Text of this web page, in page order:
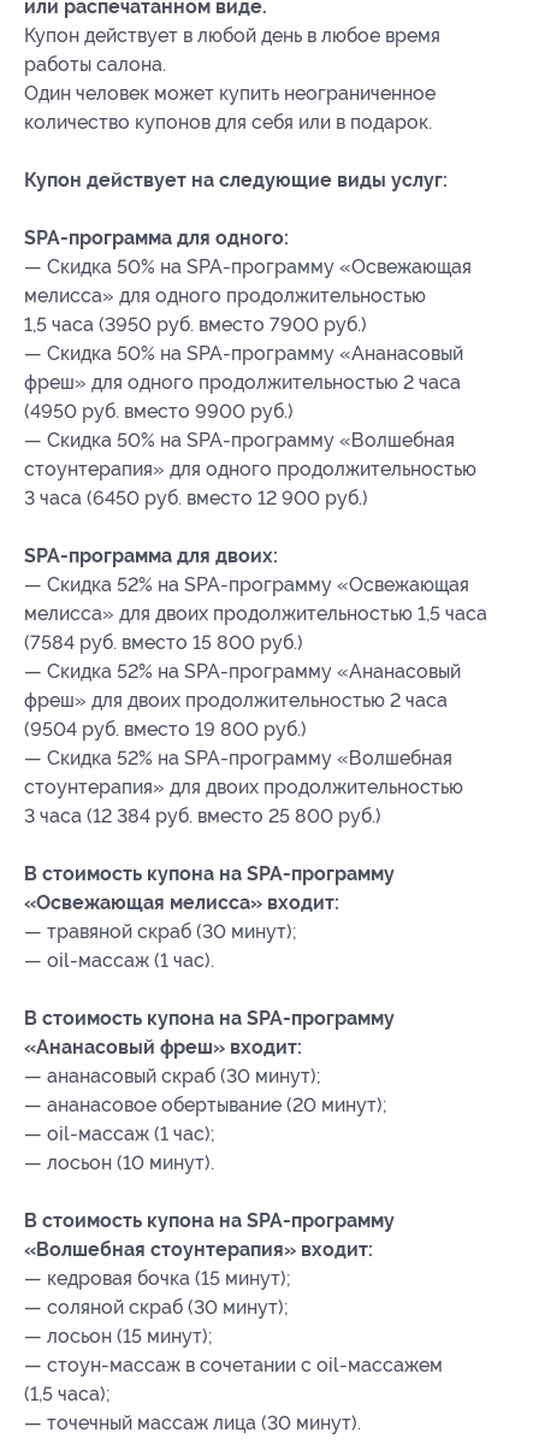
или распечатанном виде.
Купон действует в любой день в любое время
работы салона.
Один человек может купить неограниченное
количество купонов для себя или в подарок.
Купон действует на следующие виды услуг:
SPA-программа для одного:
— Скидка 50% на SPA-программу «Освежающая
мелисса» для одного продолжительностью
1,5 часа (3950 руб. вместо 7900 руб.)
— Скидка 50% на SPA-программу «Ананасовый
фреш» для одного продолжительностью 2 часа
(4950 руб. вместо 9900 руб.)
— Скидка 50% на SPA-программу «Волшебная
стоунтерапия» для одного продолжительностью
3 часа (6450 руб. вместо 12 900 руб.)
SPA-программа для двоих:
— Скидка 52% на SPA-программу «Освежающая
мелисса» для двоих продолжительностью 1,5 часа
(7584 руб. вместо 15 800 руб.)
— Скидка 52% на SPA-программу «Ананасовый
фреш» для двоих продолжительностью 2 часа
(9504 руб. вместо 19 800 руб.)
— Скидка 52% на SPA-программу «Волшебная
стоунтерапия» для двоих продолжительностью
3 часа (12 384 руб. вместо 25 800 руб.)
В стоимость купона на SPA-программу
«Освежающая мелисса» входит:
— травяной скраб (30 минут);
— oil-массаж (1 час).
В стоимость купона на SPA-программу
«Ананасовый фреш» входит:
— ананасовый скраб (30 минут);
— ананасовое обертывание (20 минут);
— oil-массаж (1 час);
— лосьон (10 минут).
В стоимость купона на SPA-программу
«Волшебная стоунтерапия» входит:
— кедровая бочка (15 минут);
— соляной скраб (30 минут);
— лосьон (15 минут);
— стоун-массаж в сочетании с oil-массажем
(1,5 часа);
— точечный массаж лица (30 минут).